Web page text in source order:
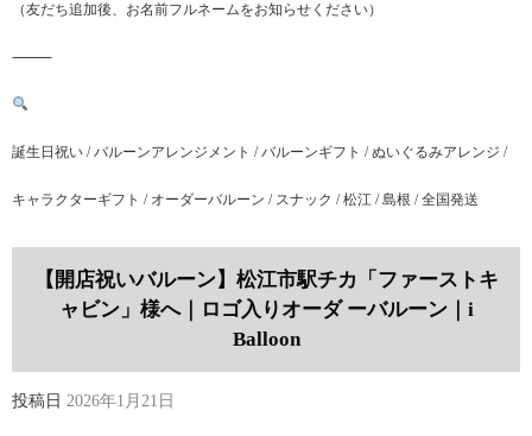
（友だち追加後、お名前フルネームをお知らせください）
⸻
誕生日祝い / バルーンアレンジメント / バルーンギフト / ぬいぐるみアレンジ /
キャラクターギフト / オーダーバルーン / スナック / 松江 / 島根 / 全国発送
【開店祝いバルーン】松江市駅チカ「ファーストキ
ャビン」様へ｜ロゴ入りオーダ ーバルーン｜i
Balloon
投稿日 2026年1月21日